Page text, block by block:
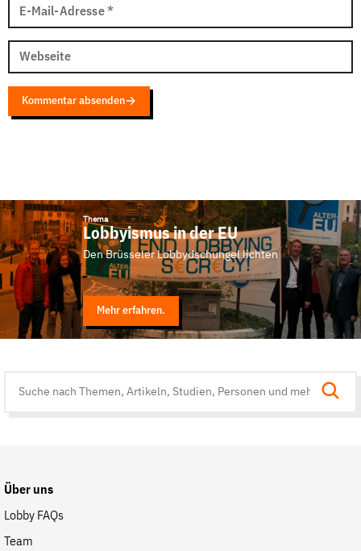
E-Mail-Adresse *
Webseite
Kommentar absenden
Thema
Lobbyismus in der EU
Den Brüsseler Lobbydschungel lichten
Mehr erfahren.
Über uns
Lobby FAQs
Team